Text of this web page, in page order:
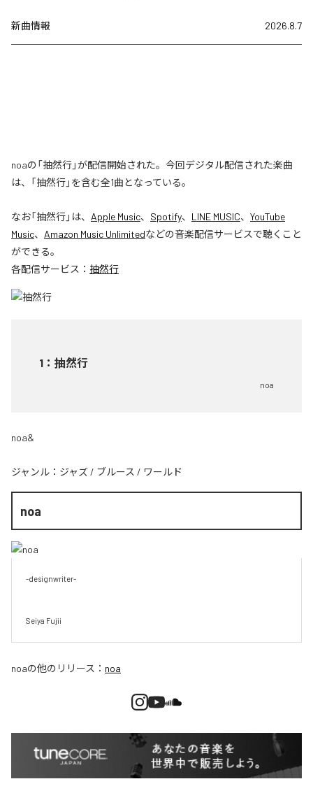
新曲情報 2026.8.7
noaの「抽然行」が配信開始された。今回デジタル配信された楽曲
は、「抽然行」を含む全1曲となっている。
なお「抽然行」は、 Apple Music、 Spotify、 LINE MUSIC、 YouTube
Music、 Amazon Music Unlimitedなどの音楽配信サービスで聴くこと
ができる。
各配信サービス： 抽然行
1 ： 抽然行
noa
noa&
ジャンル： ジャズ / ブルース / ワールド
noa
-designwriter-
Seiya Fujii
noaの他のリリース： noa